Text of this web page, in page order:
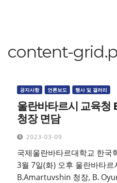
content-
공지사항 언론보도 행사 및 갤러리
울란바타르시 교육
청장 면담
2023-03-09
국제울란바타르대학교 한국
3월 7일(화) 오후 울란바타르
B.Amartuvshin 청장, B.